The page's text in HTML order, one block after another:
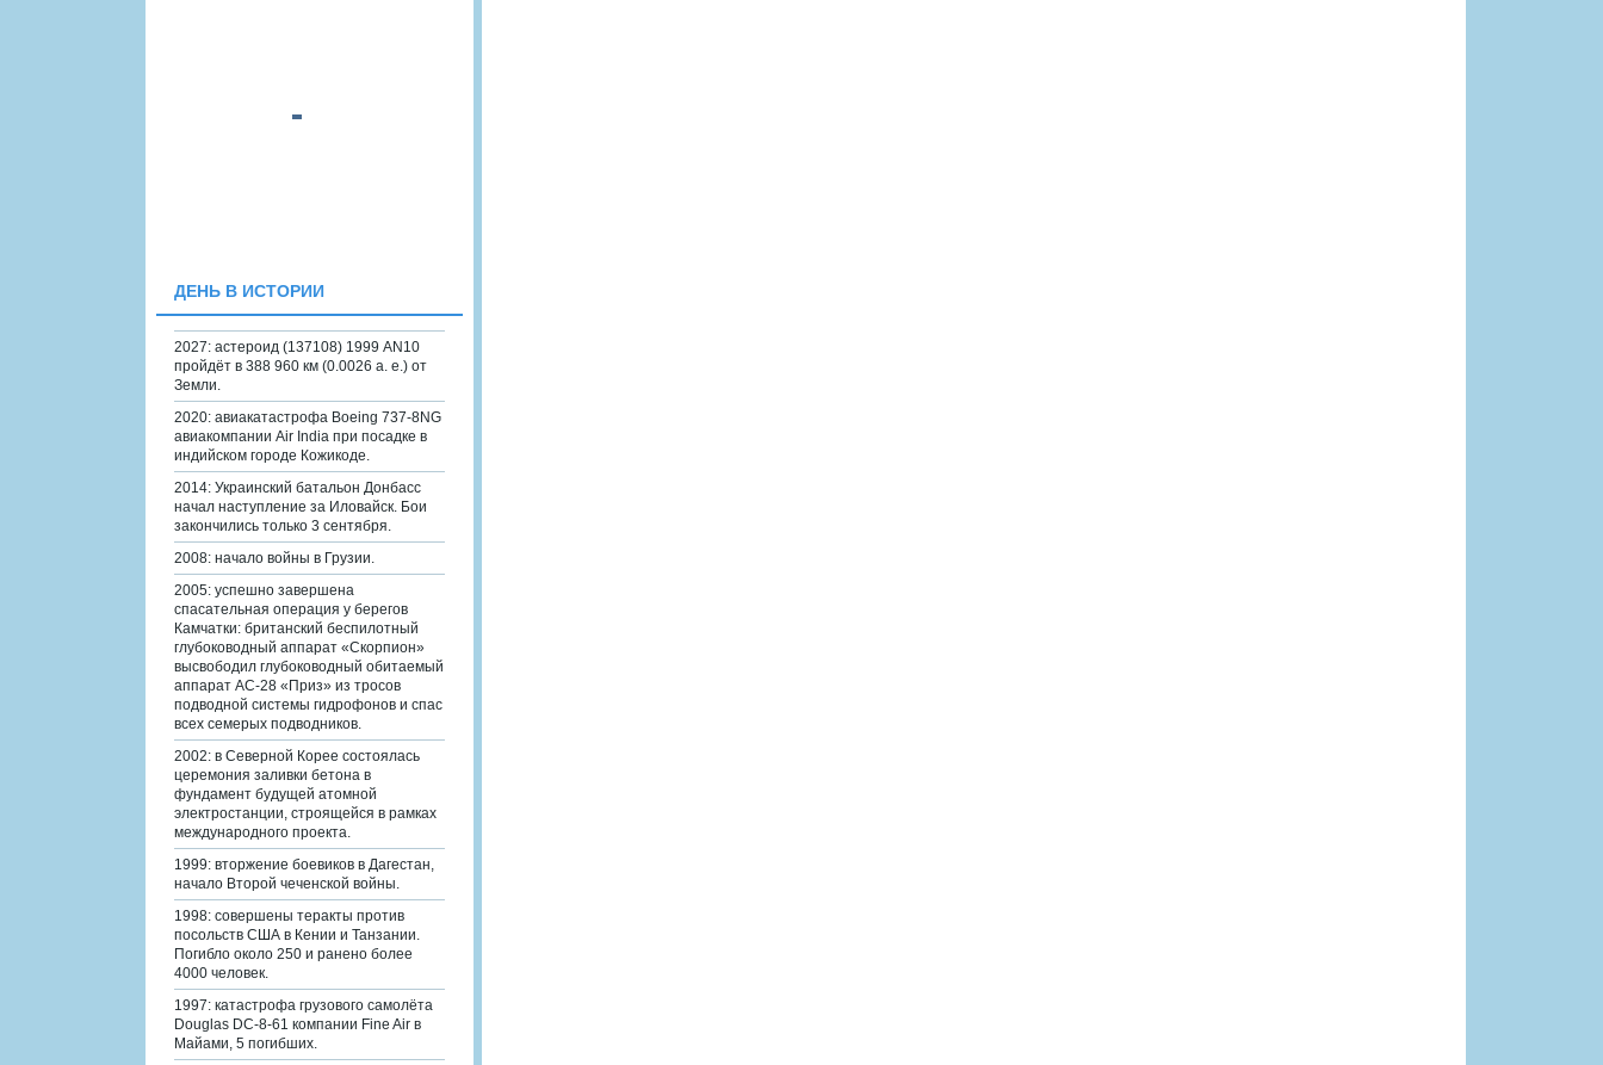
ДЕНЬ В ИСТОРИИ
2027: астероид (137108) 1999 AN10
пройдёт в 388 960 км (0.0026 а. е.) от
Земли.
2020: авиакатастрофа Boeing 737-8NG
авиакомпании Air India при посадке в
индийском городе Кожикоде.
2014: Украинский батальон Донбасс
начал наступление за Иловайск. Бои
закончились только 3 сентября.
2008: начало войны в Грузии.
2005: успешно завершена
спасательная операция у берегов
Камчатки: британский беспилотный
глубоководный аппарат «Скорпион»
высвободил глубоководный обитаемый
аппарат АС-28 «Приз» из тросов
подводной системы гидрофонов и спас
всех семерых подводников.
2002: в Северной Корее состоялась
церемония заливки бетона в
фундамент будущей атомной
электростанции, строящейся в рамках
международного проекта.
1999: вторжение боевиков в Дагестан,
начало Второй чеченской войны.
1998: совершены теракты против
посольств США в Кении и Танзании.
Погибло около 250 и ранено более
4000 человек.
1997: катастрофа грузового самолёта
Douglas DC-8-61 компании Fine Air в
Майами, 5 погибших.